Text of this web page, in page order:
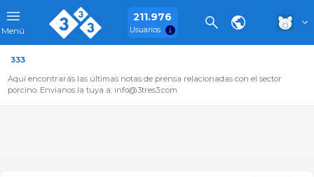
Menú
211.976
Usuarios
333
Aquí encontrarás las últimas notas de prensa relacionadas con el sector
porcino. Envianos la tuya a: info@3tres3.com